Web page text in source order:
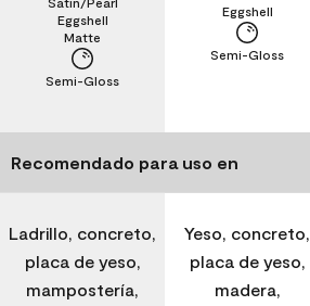
Semi-Gloss
Matte
Eggshell
Semi-Gloss
Eggshell
Recomendado para uso en
Ladrillo, concreto,
placa de yeso,
mampostería,
Yeso, concreto,
placa de yeso,
madera,